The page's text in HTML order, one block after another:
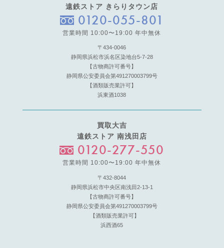
遠鉄ストア きらりタウン店
0120-055-801
営業時間 10:00〜19:00 年中無休
〒434-0046
静岡県浜松市浜名区染地台5-7-28
【古物商許可番号】
静岡県公安委員会第491270003799号
【酒類販売業許可】
浜東酒1038
買取大吉
遠鉄ストア 南浅田店
0120-277-550
営業時間 10:00〜19:00 年中無休
〒432-8044
静岡県浜松市中央区南浅田2-13-1
【古物商許可番号】
静岡県公安委員会第491270003799号
【酒類販売業許可】
浜西酒65